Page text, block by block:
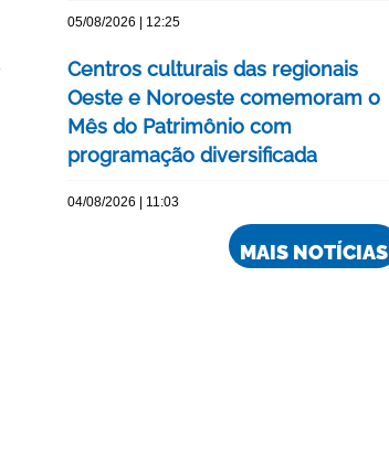
05/08/2026 | 12:25
Centros culturais das regionais
Oeste e Noroeste comemoram o
Mês do Patrimônio com
programação diversificada
04/08/2026 | 11:03
MAIS NOTÍCIAS